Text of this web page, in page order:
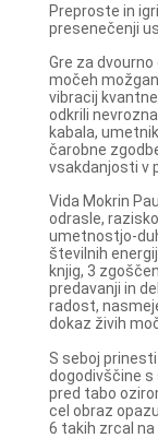
Preproste in
presenečenji
Gre za
močeh
vibracij
odkrili
kabala,
čarobne
vsakdanjosti v
Vida Mokrin
odrasle,
umetnostjo-
številnih
knjig, 3
predavanji in
radost,
dokaz živih
S seboj
dogodivščine s
pred tabo
cel obraz
6 takih zrcal na